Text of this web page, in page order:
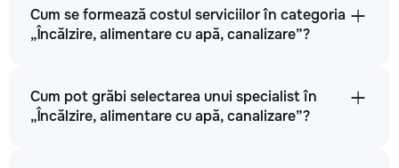
Cum se formează costul serviciilor în categoria
„Încălzire, alimentare cu apă, canalizare”?
Cum pot grăbi selectarea unui specialist în
„Încălzire, alimentare cu apă, canalizare”?